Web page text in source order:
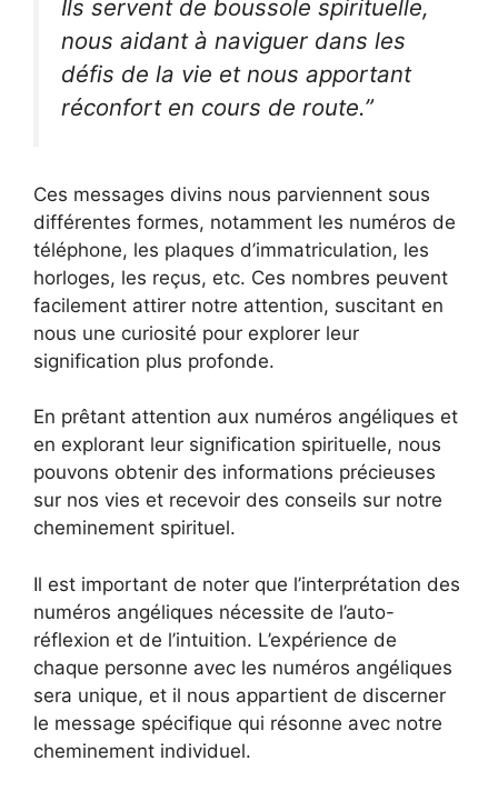
Ils servent de boussole spirituelle,
nous aidant à naviguer dans les
défis de la vie et nous apportant
réconfort en cours de route.”
Ces messages divins nous parviennent sous
différentes formes, notamment les numéros de
téléphone, les plaques d’immatriculation, les
horloges, les reçus, etc. Ces nombres peuvent
facilement attirer notre attention, suscitant en
nous une curiosité pour explorer leur
signification plus profonde.
En prêtant attention aux numéros angéliques et
en explorant leur signification spirituelle, nous
pouvons obtenir des informations précieuses
sur nos vies et recevoir des conseils sur notre
cheminement spirituel.
Il est important de noter que l’interprétation des
numéros angéliques nécessite de l’auto-
réflexion et de l’intuition. L’expérience de
chaque personne avec les numéros angéliques
sera unique, et il nous appartient de discerner
le message spécifique qui résonne avec notre
cheminement individuel.